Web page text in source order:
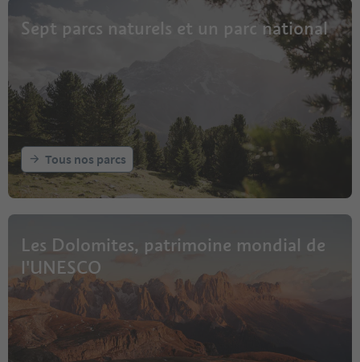
Sept parcs naturels et un parc national
Tous nos parcs
Les Dolomites, patrimoine mondial de
l'UNESCO